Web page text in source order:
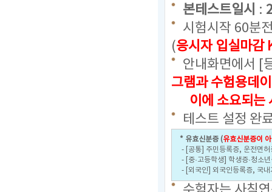
본테스트일시 :
시험시작 60분
(응시자 입실마감
안내화면에서 [
그램과 수험용데
이에 소요되는
테스트 설정 완
* 유효신분증 (유효신분증이
- [공통] 주민등록증, 운전면
- [중·고등학생] 학생증·청소
- [외국인] 외국인등록증, 국